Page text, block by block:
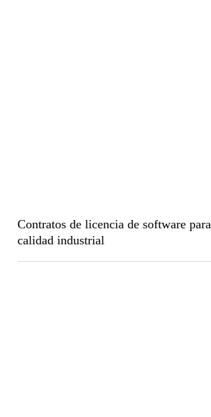
Contratos de licencia de software
calidad industrial